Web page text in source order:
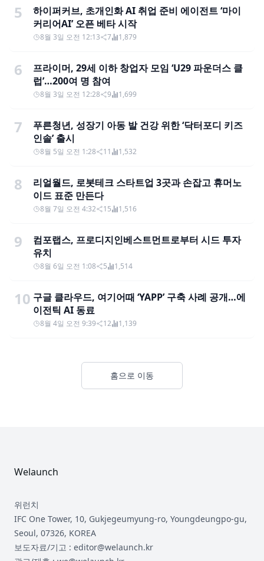
5
하이퍼커브, 초개인화 AI 취업 준비 에이전트 ‘마이
커리어AI’ 오픈 베타 시작
8월 3일 오전 12:13 7 1,879
6
프라이머, 29세 이하 창업자 모임 ‘U29 파운더스 클
럽’…200여 명 참여
8월 3일 오전 12:28 9 1,699
7
푸른청년, 성장기 아동 발 건강 위한 ‘닥터포디 키즈
인솔’ 출시
8월 5일 오전 1:28 11 1,532
8
리얼월드, 로봇테크 스타트업 3곳과 손잡고 휴머노
이드 표준 만든다
8월 7일 오전 4:32 15 1,516
9
컴포랩스, 프로디지인베스트먼트로부터 시드 투자
유치
8월 6일 오전 1:08 5 1,514
10 구글 클라우드, 여기어때 ‘YAPP’ 구축 사례 공개…에
이전틱 AI 동료
8월 4일 오전 9:39 12 1,139
홈으로 이동
Welaunch
위런치
IFC One Tower, 10, Gukjegeumyung-ro, Youngdeungpo-gu,
Seoul, 07326, KOREA
보도자료/기고 : editor@welaunch.kr